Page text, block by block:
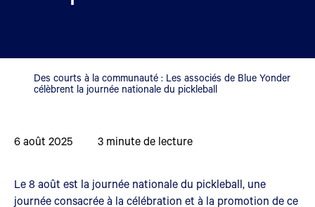
Des courts à la communauté : Les associés de Blue Yonder
célèbrent la journée nationale du pickleball
6 août 2025 3 minute de lecture
Le 8 août est la journée nationale du pickleball, une
journée consacrée à la célébration et à la promotion de ce